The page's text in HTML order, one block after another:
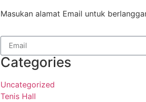
Masukan alamat Email untuk
Categories
Uncategorized
Tenis Hall